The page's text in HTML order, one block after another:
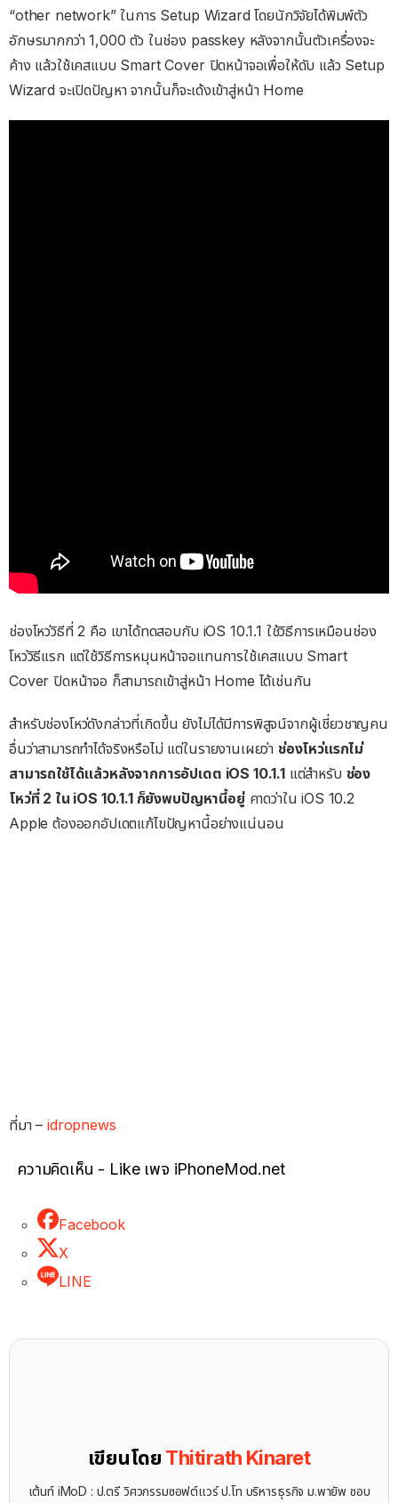
“other network” ในการ Setup Wizard โดยนักวิจัยได้พิมพ์ตัว
อักษรมากกว่า 1,000 ตัว ในช่อง passkey หลังจากนั้นตัวเครื่องจะ
ค้าง แล้วใช้เคสแบบ Smart Cover ปิดหน้าจอเพื่อให้ดับ แล้ว Setup
Wizard จะเปิดปัญหา จากนั้นก็จะเด้งเข้าสู่หน้า Home
ช่องโหว่วิธีที่ 2 คือ เขาได้ทดสอบกับ iOS 10.1.1 ใช้วิธีการเหมือนช่อง
โหว่วิธีแรก แต่ใช้วิธีการหมุนหน้าจอแทนการใช้เคสแบบ Smart
Cover ปิดหน้าจอ ก็สามารถเข้าสู่หน้า Home ได้เช่นกัน
สำหรับช่องโหว่ดังกล่าวที่เกิดขึ้น ยังไม่ได้มีการพิสูจน์จากผู้เชี่ยวชาญคน
อื่นว่าสามารถทำได้จริงหรือไม่ แต่ในรายงานเผยว่า ช่องโหว่แรกไม่
สามารถใช้ได้แล้วหลังจากการอัปเดต iOS 10.1.1แต่สำหรับ ช่อง
โหว่ที่ 2 ใน iOS 10.1.1 ก็ยังพบปัญหานี้อยู่คาดว่าใน iOS 10.2
Apple ต้องออกอัปเดตแก้ไขปัญหานี้อย่างแน่นอน
ที่มา –idropnews
ความคิดเห็น - Like เพจ iPhoneMod.net
Facebook
X
LINE
เขียนโดย Thitirath Kinaret
เต้นท์ iMoD : ป.ตรี วิศวกรรมซอฟต์แวร์ ป.โท บริหารธุรกิจ ม.พายัพ ชอบ